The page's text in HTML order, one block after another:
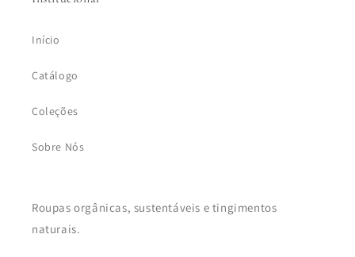
Início
Catálogo
Coleções
Sobre Nós
Roupas orgânicas, sustentáveis e tingimentos
naturais.